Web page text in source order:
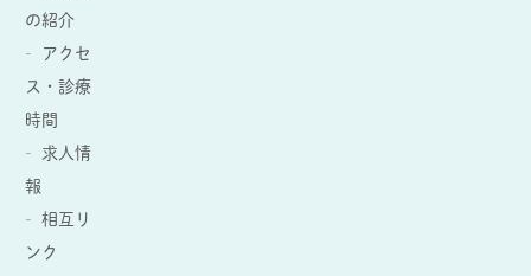
の紹介
アクセ
ス・診療
時間
求人情
報
相互リ
ンク